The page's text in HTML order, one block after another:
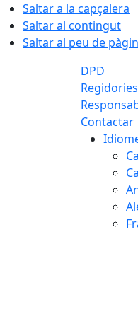
Saltar a la capçalera
Saltar al contingut
Saltar al peu de
DPD
Regidories
Contactar